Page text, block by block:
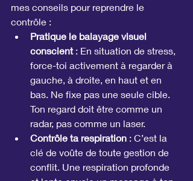
mes conseils pour reprendre le
contrôle :
Pratique le balayage visuel
conscient : En situation de stress,
force-toi activement à regarder à
gauche, à droite, en haut et en
bas. Ne fixe pas une seule cible.
Ton regard doit être comme un
radar, pas comme un laser.
Contrôle ta respiration : C’est la
clé de voûte de toute gestion de
conflit. Une respiration profonde